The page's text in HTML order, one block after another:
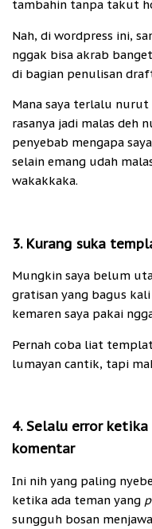
tambahin tanpa takut
Nah, di wordpress ini,
nggak bisa akrab
di bagian penulisan
Mana saya terlalu nurut
rasanya jadi malas deh
penyebab mengapa
selain emang udah
wakakkaka.
3. Kurang suka
Mungkin saya belum
gratisan yang bagus
kemaren saya pakai
Pernah coba liat
lumayan cantik, tapi
4. Selalu error
komentar
Ini nih yang paling
ketika ada teman yang
sungguh bosan